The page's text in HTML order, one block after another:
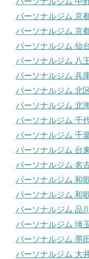
パーソナルジム 京
パーソナルジム 京
パーソナルジム 仙
パーソナルジム 八
パーソナルジム 兵
パーソナルジム 北
パーソナルジム 北
パーソナルジム 千
パーソナルジム 千
パーソナルジム 台
パーソナルジム 名
パーソナルジム 和
パーソナルジム 和
パーソナルジム 品
パーソナルジム 埼
パーソナルジム 墨
パーソナルジム 大